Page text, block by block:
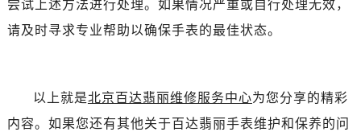
尝试上述方法进行处理。如果情况严重或自行处理无效，
请及时寻求专业帮助以确保手表的最佳状态。
以上就是北京百达翡丽维修服务中心为您分享的精彩
内容。如果您还有其他关于百达翡丽手表维护和保养的问